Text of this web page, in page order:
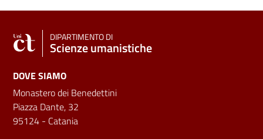
DIPARTIMENTO DI
Scienze umanistiche
DOVE SIAMO
Monastero dei Benedettini
Piazza Dante, 32
95124 - Catania